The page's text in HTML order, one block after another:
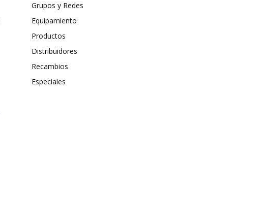
Grupos y Redes
Equipamiento
Productos
Distribuidores
Recambios
Especiales